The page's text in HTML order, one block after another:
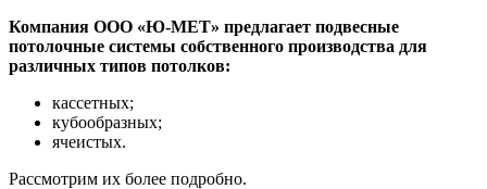
Компания ООО «Ю-МЕТ» предлагает подвесные
потолочные системы собственного производства для
различных типов потолков:
кассетных;
кубообразных;
ячеистых.
Рассмотрим их более подробно.